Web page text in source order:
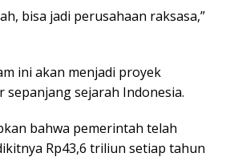
bisa jadi perusahaan raksasa,”
ini akan menjadi proyek
sepanjang sejarah Indonesia.
bahwa pemerintah telah
Rp43,6 triliun setiap tahun